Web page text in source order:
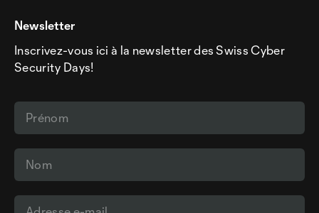
Newsletter
Inscrivez-vous ici à la newsletter des Swiss Cyber
Security Days!